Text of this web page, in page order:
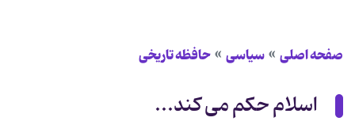
صفحه اصلی سیاسی حافظه تاریخی
اسلام حکم می کند...